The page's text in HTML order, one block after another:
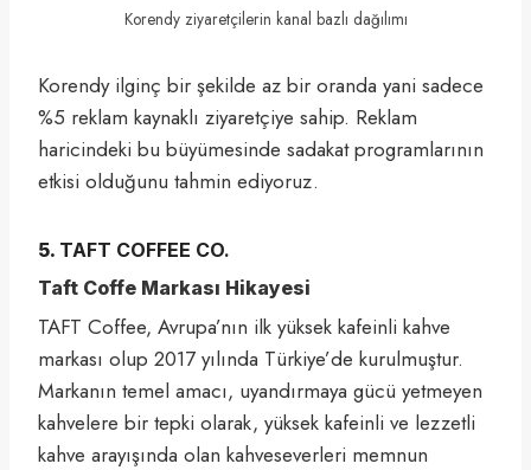
Korendy ziyaretçilerin kanal bazlı dağılımı
Korendy ilginç bir şekilde az bir oranda yani sadece
%5 reklam kaynaklı ziyaretçiye sahip. Reklam
haricindeki bu büyümesinde sadakat programlarının
etkisi olduğunu tahmin ediyoruz.
5. TAFT COFFEE CO.
Taft Coffe Markası Hikayesi
TAFT Coffee, Avrupa’nın ilk yüksek kafeinli kahve
markası olup 2017 yılında Türkiye’de kurulmuştur.
Markanın temel amacı, uyandırmaya gücü yetmeyen
kahvelere bir tepki olarak, yüksek kafeinli ve lezzetli
kahve arayışında olan kahveseverleri memnun